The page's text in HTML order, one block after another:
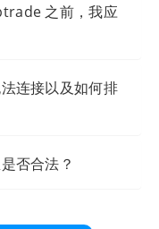
之前，我应
连接以及如何排
否合法？